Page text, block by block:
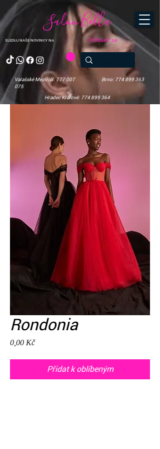
SLEDUJ NAŠE NOVINKY NA
Salon Bella
Valašské Meziříčí: 777 007
075
Brno: 774 899 363
Hradec Králové: 774 899 364
Přihlásit se
Rondonia
0,00 KčCena
Přidat k oblíbeným